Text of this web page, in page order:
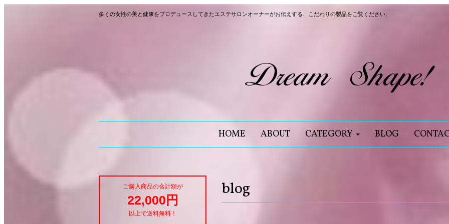
多くの女性の美と健康をプロデュースしてきたエステサロンオーナーがお伝えする、こだわりの製品をご覧ください。
HOME ABOUT CATEGORY BLOG
blog
ご購入商品の合計額が
22,000円
以上で送料無料！